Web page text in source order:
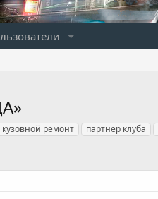
кузовной ремонт партнер клуба